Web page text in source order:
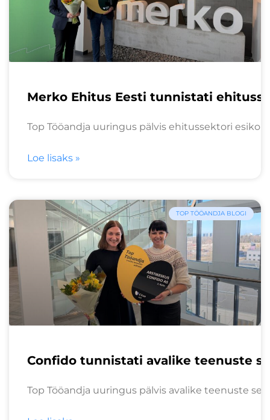
Merko Ehitus Eesti tunnistati
Top Tööandja uuringus pälvis ehitussektori
Loe lisaks »
TOP TÖÖANDJA BLOGI
Confido tunnistati avalike teenuste
Top Tööandja uuringus pälvis avalike teenuste